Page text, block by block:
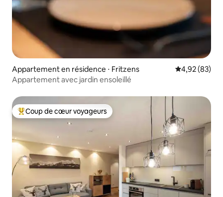
Appartement en résidence ⋅ Fritzens Évaluation
4,92 (83)
Appartement avec jardin ensoleillé
Coups de cœur voyageurs les plus appréciés
Coup de cœur voyageurs